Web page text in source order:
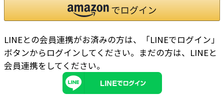
LINEとの会員連携がお済みの方は、「LINEでログイン」
ボタンからログインしてください。まだの方は、 LINEと
会員連携をしてください。